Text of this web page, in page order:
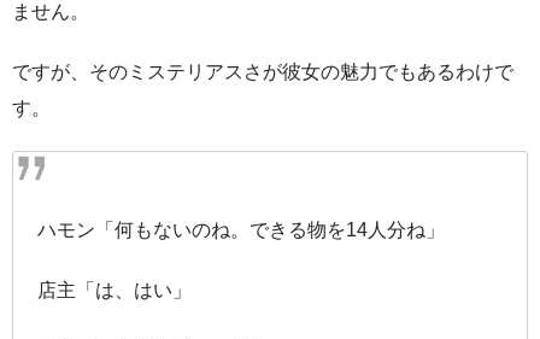
ません。
ですが、そのミステリアスさが彼女の魅力でもあるわけで
す。
ハモン「何もないのね。できる物を14人分ね」
店主「は、はい」